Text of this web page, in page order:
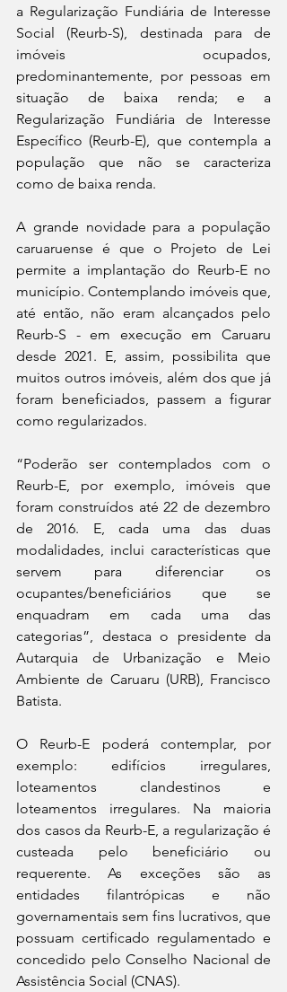
a Regularização Fundiária de Interesse
Social (Reurb-S), destinada para de
imóveis ocupados,
predominantemente, por pessoas em
situação de baixa renda; e a
Regularização Fundiária de Interesse
Específico (Reurb-E), que contempla a
população que não se caracteriza
como de baixa renda.
A grande novidade para a população
caruaruense é que o Projeto de Lei
permite a implantação do Reurb-E no
município. Contemplando imóveis que,
até então, não eram alcançados pelo
Reurb-S - em execução em Caruaru
desde 2021. E, assim, possibilita que
muitos outros imóveis, além dos que já
foram beneficiados, passem a figurar
como regularizados.
“Poderão ser contemplados com o
Reurb-E, por exemplo, imóveis que
foram construídos até 22 de dezembro
de 2016. E, cada uma das duas
modalidades, inclui características que
servem para diferenciar os
ocupantes/beneficiários que se
enquadram em cada uma das
categorias”, destaca o presidente da
Autarquia de Urbanização e Meio
Ambiente de Caruaru (URB), Francisco
Batista.
O Reurb-E poderá contemplar, por
exemplo: edifícios irregulares,
loteamentos clandestinos e
loteamentos irregulares. Na maioria
dos casos da Reurb-E, a regularização é
custeada pelo beneficiário ou
requerente. As exceções são as
entidades filantrópicas e não
governamentais sem fins lucrativos, que
possuam certificado regulamentado e
concedido pelo Conselho Nacional de
Assistência Social (CNAS).